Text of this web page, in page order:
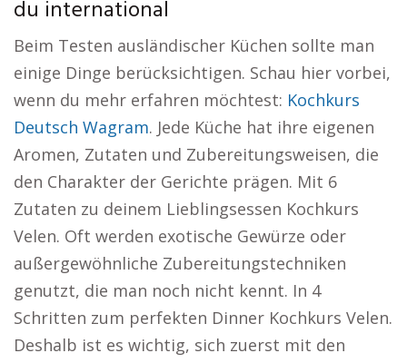
du international
Beim Testen ausländischer Küchen sollte man
einige Dinge berücksichtigen. Schau hier vorbei,
wenn du mehr erfahren möchtest: Kochkurs
Deutsch Wagram. Jede Küche hat ihre eigenen
Aromen, Zutaten und Zubereitungsweisen, die
den Charakter der Gerichte prägen. Mit 6
Zutaten zu deinem Lieblingsessen Kochkurs
Velen. Oft werden exotische Gewürze oder
außergewöhnliche Zubereitungstechniken
genutzt, die man noch nicht kennt. In 4
Schritten zum perfekten Dinner Kochkurs Velen.
Deshalb ist es wichtig, sich zuerst mit den